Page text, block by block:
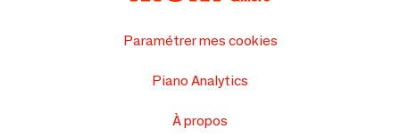
Paramétrer mes cookies
Piano Analytics
À propos